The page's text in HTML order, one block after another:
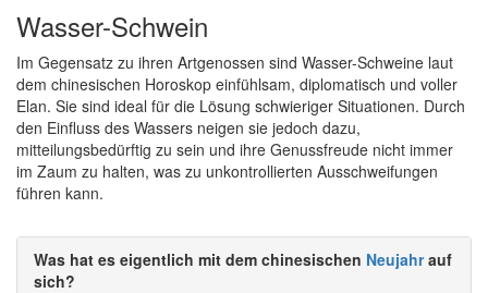
Wasser-Schwein
Im Gegensatz zu ihren Artgenossen sind Wasser-Schweine laut
dem chinesischen Horoskop einfühlsam, diplomatisch und voller
Elan. Sie sind ideal für die Lösung schwieriger Situationen. Durch
den Einfluss des Wassers neigen sie jedoch dazu,
mitteilungsbedürftig zu sein und ihre Genussfreude nicht immer
im Zaum zu halten, was zu unkontrollierten Ausschweifungen
führen kann.
Was hat es eigentlich mit dem chinesischen Neujahrauf
sich?